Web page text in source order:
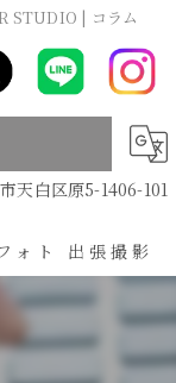
STUDIO | コラム
天白区原5-1406-101
ォト 出張撮影
ついて